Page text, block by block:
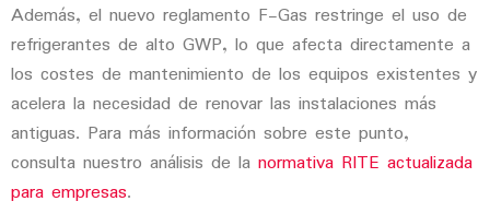
Además, el nuevo reglamento F-Gas restringe el uso de
refrigerantes de alto GWP, lo que afecta directamente a
los costes de mantenimiento de los equipos existentes y
acelera la necesidad de renovar las instalaciones más
antiguas. Para más información sobre este punto,
consulta nuestro análisis de la normativa RITE actualizada
para empresas.